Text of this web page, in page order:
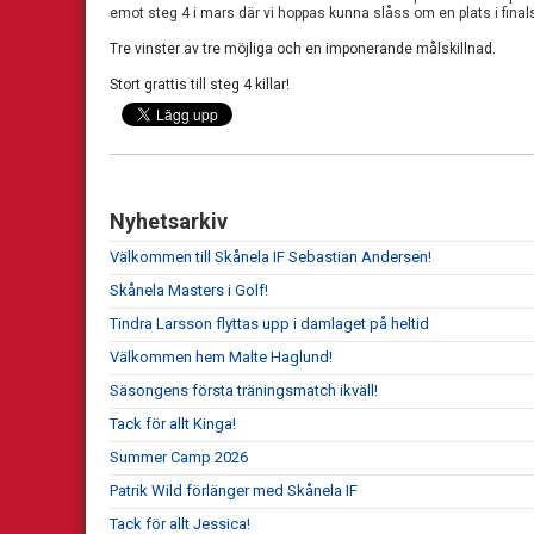
emot steg 4 i mars där vi hoppas kunna slåss om en plats i
Tre vinster av tre möjliga och en imponerande målskillnad.
Stort grattis till steg 4 killar!
Nyhetsarkiv
Välkommen till Skånela IF Sebastian Andersen!
Skånela Masters i Golf!
Tindra Larsson flyttas upp i damlaget på heltid
Välkommen hem Malte Haglund!
Säsongens första träningsmatch ikväll!
Tack för allt Kinga!
Summer Camp 2026
Patrik Wild förlänger med Skånela IF
Tack för allt Jessica!